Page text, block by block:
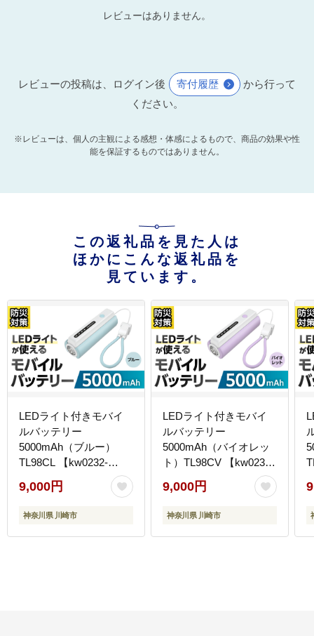
レビューはありません。
レビューの投稿は、ログイン後 寄付履歴
から行って
ください。
※レビューは、個人の主観による感想・体感によるもので、商品の効果や性
能を保証するものではありません。
この返礼品を見た人は
ほかにこんな返礼品を
見ています。
LEDライト付きモバイ
ルバッテリー
5000mAh（ブルー）
TL98CL 【kw0232-
0079-1】
9,000円
神奈川県 川崎市
LEDライト付きモバイ
ルバッテリー
5000mAh（バイオレッ
ト）TL98CV 【kw0232-
0079-2】
9,000円
神奈川県 川崎市